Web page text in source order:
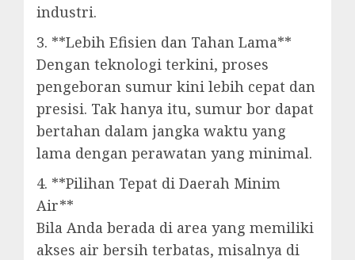
industri.
3. **Lebih Efisien dan Tahan Lama**
Dengan teknologi terkini, proses
pengeboran sumur kini lebih cepat dan
presisi. Tak hanya itu, sumur bor dapat
bertahan dalam jangka waktu yang
lama dengan perawatan yang minimal.
4. **Pilihan Tepat di Daerah Minim
Air**
Bila Anda berada di area yang memiliki
akses air bersih terbatas, misalnya di